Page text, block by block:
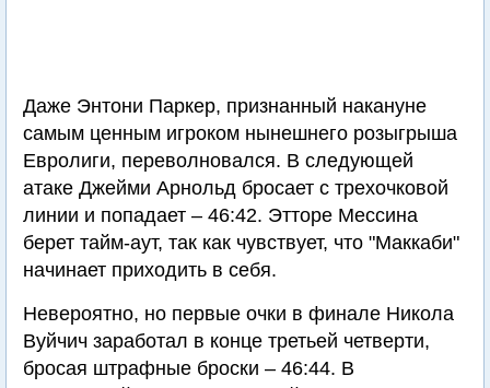
Даже Энтони Паркер, признанный накануне
самым ценным игроком нынешнего розыгрыша
Евролиги, переволновался. В следующей
атаке Джейми Арнольд бросает с трехочковой
линии и попадает – 46:42. Этторе Мессина
берет тайм-аут, так как чувствует, что "Маккаби"
начинает приходить в себя.
Невероятно, но первые очки в финале Никола
Вуйчич заработал в конце третьей четверти,
бросая штрафные броски – 46:44. В